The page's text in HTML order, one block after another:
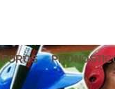
FOROS